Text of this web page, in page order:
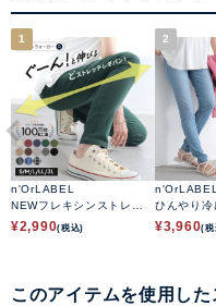
1
n'OrLABEL
NEWフレキシンストレッ
チレギパン
¥2,990(税込)
2
n'OrLABEL
ひんやり冷
ン
¥3,960(税
このアイテムを使用し